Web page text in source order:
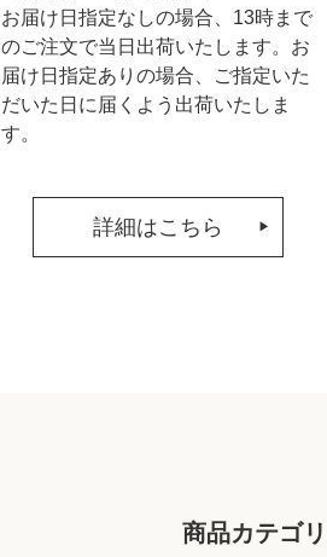
お届け日指定なしの場合、13時まで
のご注文で当日出荷いたします。お
届け日指定ありの場合、ご指定いた
だいた日に届くよう出荷いたしま
す。
詳細はこちら
商品カテゴリ